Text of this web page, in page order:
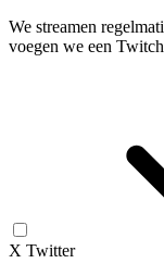
We streamen
voegen we een
X Twitter